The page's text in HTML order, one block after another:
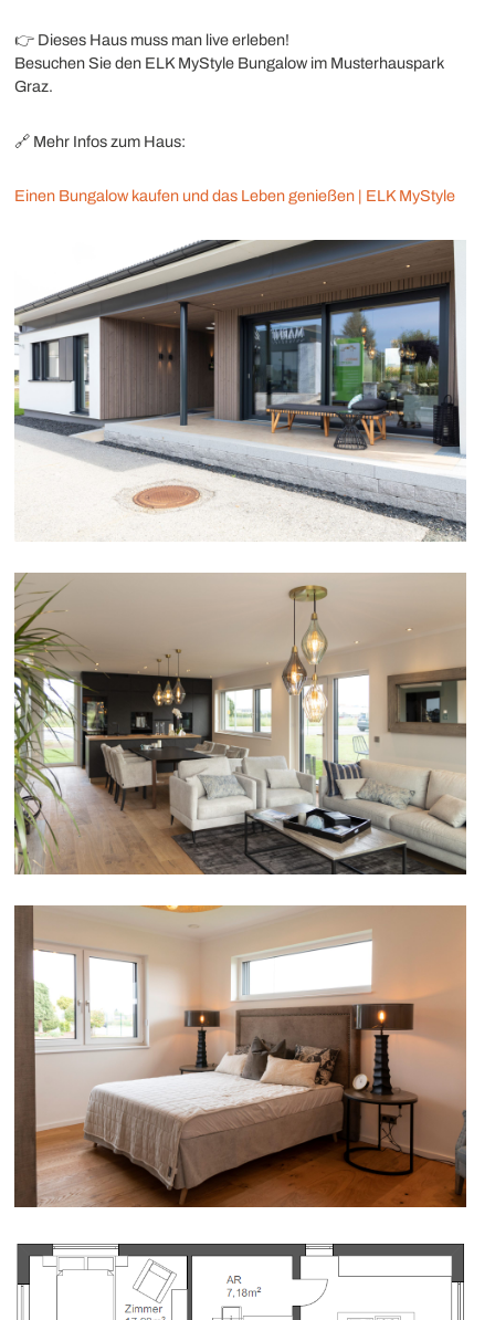
👉 Dieses Haus muss man live erleben!
Besuchen Sie den ELK MyStyle Bungalow im Musterhauspark
Graz.
🔗 Mehr Infos zum Haus:
Einen Bungalow kaufen und das Leben genießen | ELK MyStyle